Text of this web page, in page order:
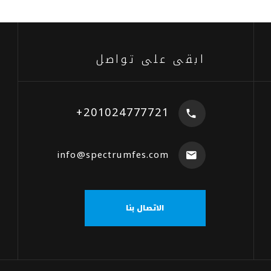
ابقى على تواصل
+201024777721
info@spectrumfes.com
الاتصال بنا